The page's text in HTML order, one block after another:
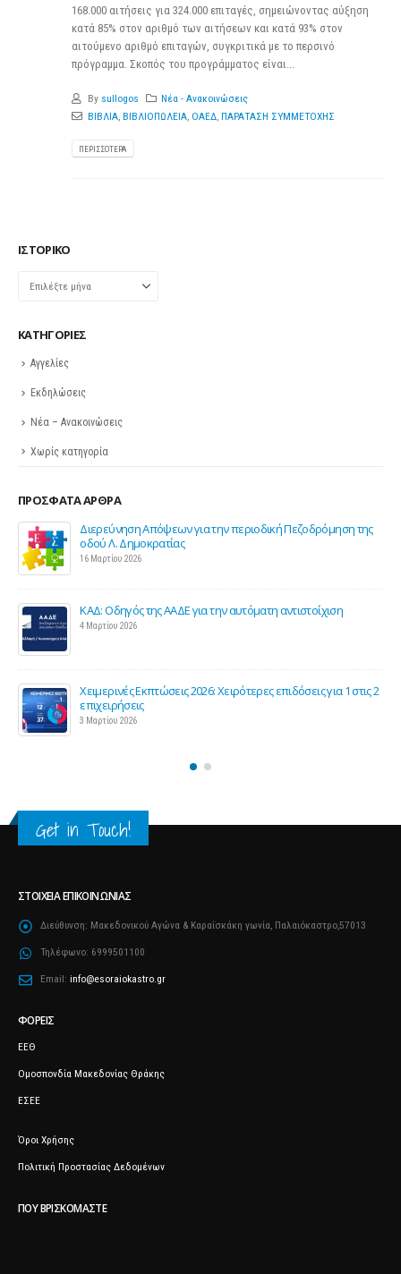
168.000 αιτήσεις για 324.000 επιταγές, σημειώνοντας αύξηση
κατά 85% στον αριθμό των αιτήσεων και κατά 93% στον
αιτούμενο αριθμό επιταγών, συγκριτικά με το περσινό
πρόγραμμα. Σκοπός του προγράμματος είναι...
By sullogos
Νέα - Ανακοινώσεις
ΒΙΒΛΙΑ, ΒΙΒΛΙΟΠΩΛΕΙΑ, ΟΑΕΔ, ΠΑΡΑΤΑΣΗ ΣΥΜΜΕΤΟΧΗΣ
ΠΕΡΙΣΣΌΤΕΡΑ
ΙΣΤΟΡΙΚΌ
Ιστορικό
KΑΤΗΓΟΡΊΕΣ
Αγγελίες
Εκδηλώσεις
Νέα – Ανακοινώσεις
Χωρίς κατηγορία
ΠΡΌΣΦΑΤΑ ΆΡΘΡΑ
Διερεύνηση Απόψεων για την περιοδική Πεζοδρόμηση της
οδού Λ. Δημοκρατίας
16 Μαρτίου 2026
ΚΑΔ: Οδηγός της ΑΑΔΕ για την αυτόματη αντιστοίχιση
4 Μαρτίου 2026
Χειμερινές Εκπτώσεις 2026: Χειρότερες επιδόσεις για 1 στις 2
επιχειρήσεις
3 Μαρτίου 2026
Get in Touch!
ΣΤΟΙΧΕΊΑ ΕΠΙΚΟΙΝΩΝΊΑΣ
Διεύθυνση: Μακεδονικού Αγώνα & Καραΐσκάκη γωνία, Παλαιόκαστρο,57013
Τηλέφωνο: 6999501100
Email: info@esoraiokastro.gr
ΦΟΡΕΊΣ
ΕΕΘ
Ομοσπονδία Μακεδονίας Θράκης
ΕΣΕΕ
Όροι Χρήσης
Πολιτική Προστασίας Δεδομένων
ΠΟΥ ΒΡΙΣΚΌΜΑΣΤΕ